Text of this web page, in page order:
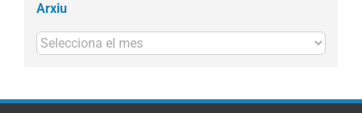
Arxiu
Arxius